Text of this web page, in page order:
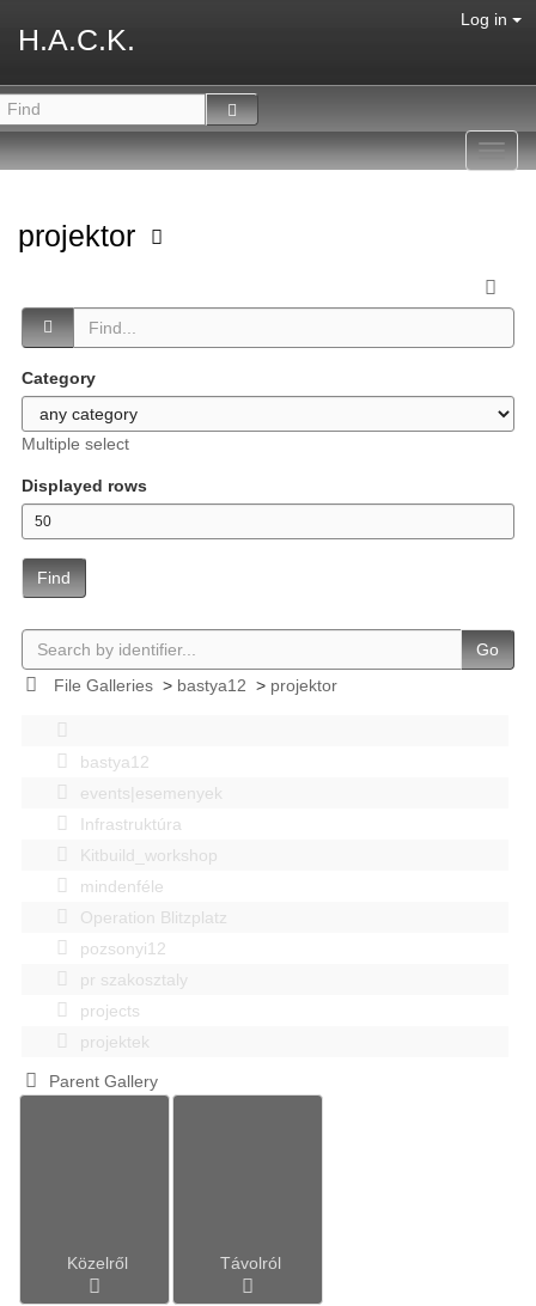
H.A.C.K.
Log in
projektor
Category
Multiple select
Displayed rows
Find
Go
File Galleries> bastya12 > projektor
bastya12
events|esemenyek
Infrastruktúra
Kitbuild_workshop
mindenféle
Operation Blitzplatz
pozsonyi12
pr szakosztaly
projects
projektek
Parent Gallery
Közelről Távolról